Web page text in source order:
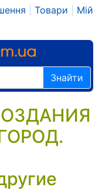
Товари
Мій
Знайти